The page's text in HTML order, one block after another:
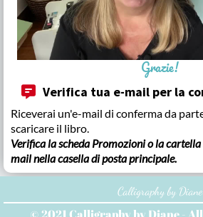
Grazie!
Verifica tua e-mail per la
Riceverai un'e-mail di conferma da
scaricare il libro.
Verifica la scheda Promozioni o la cartella
mail nella casella di posta principale.
Calligraphy by Diane